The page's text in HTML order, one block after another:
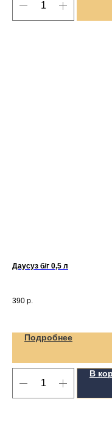
Даусуз б/г 0,5 л
390 р.
Подробнее
В